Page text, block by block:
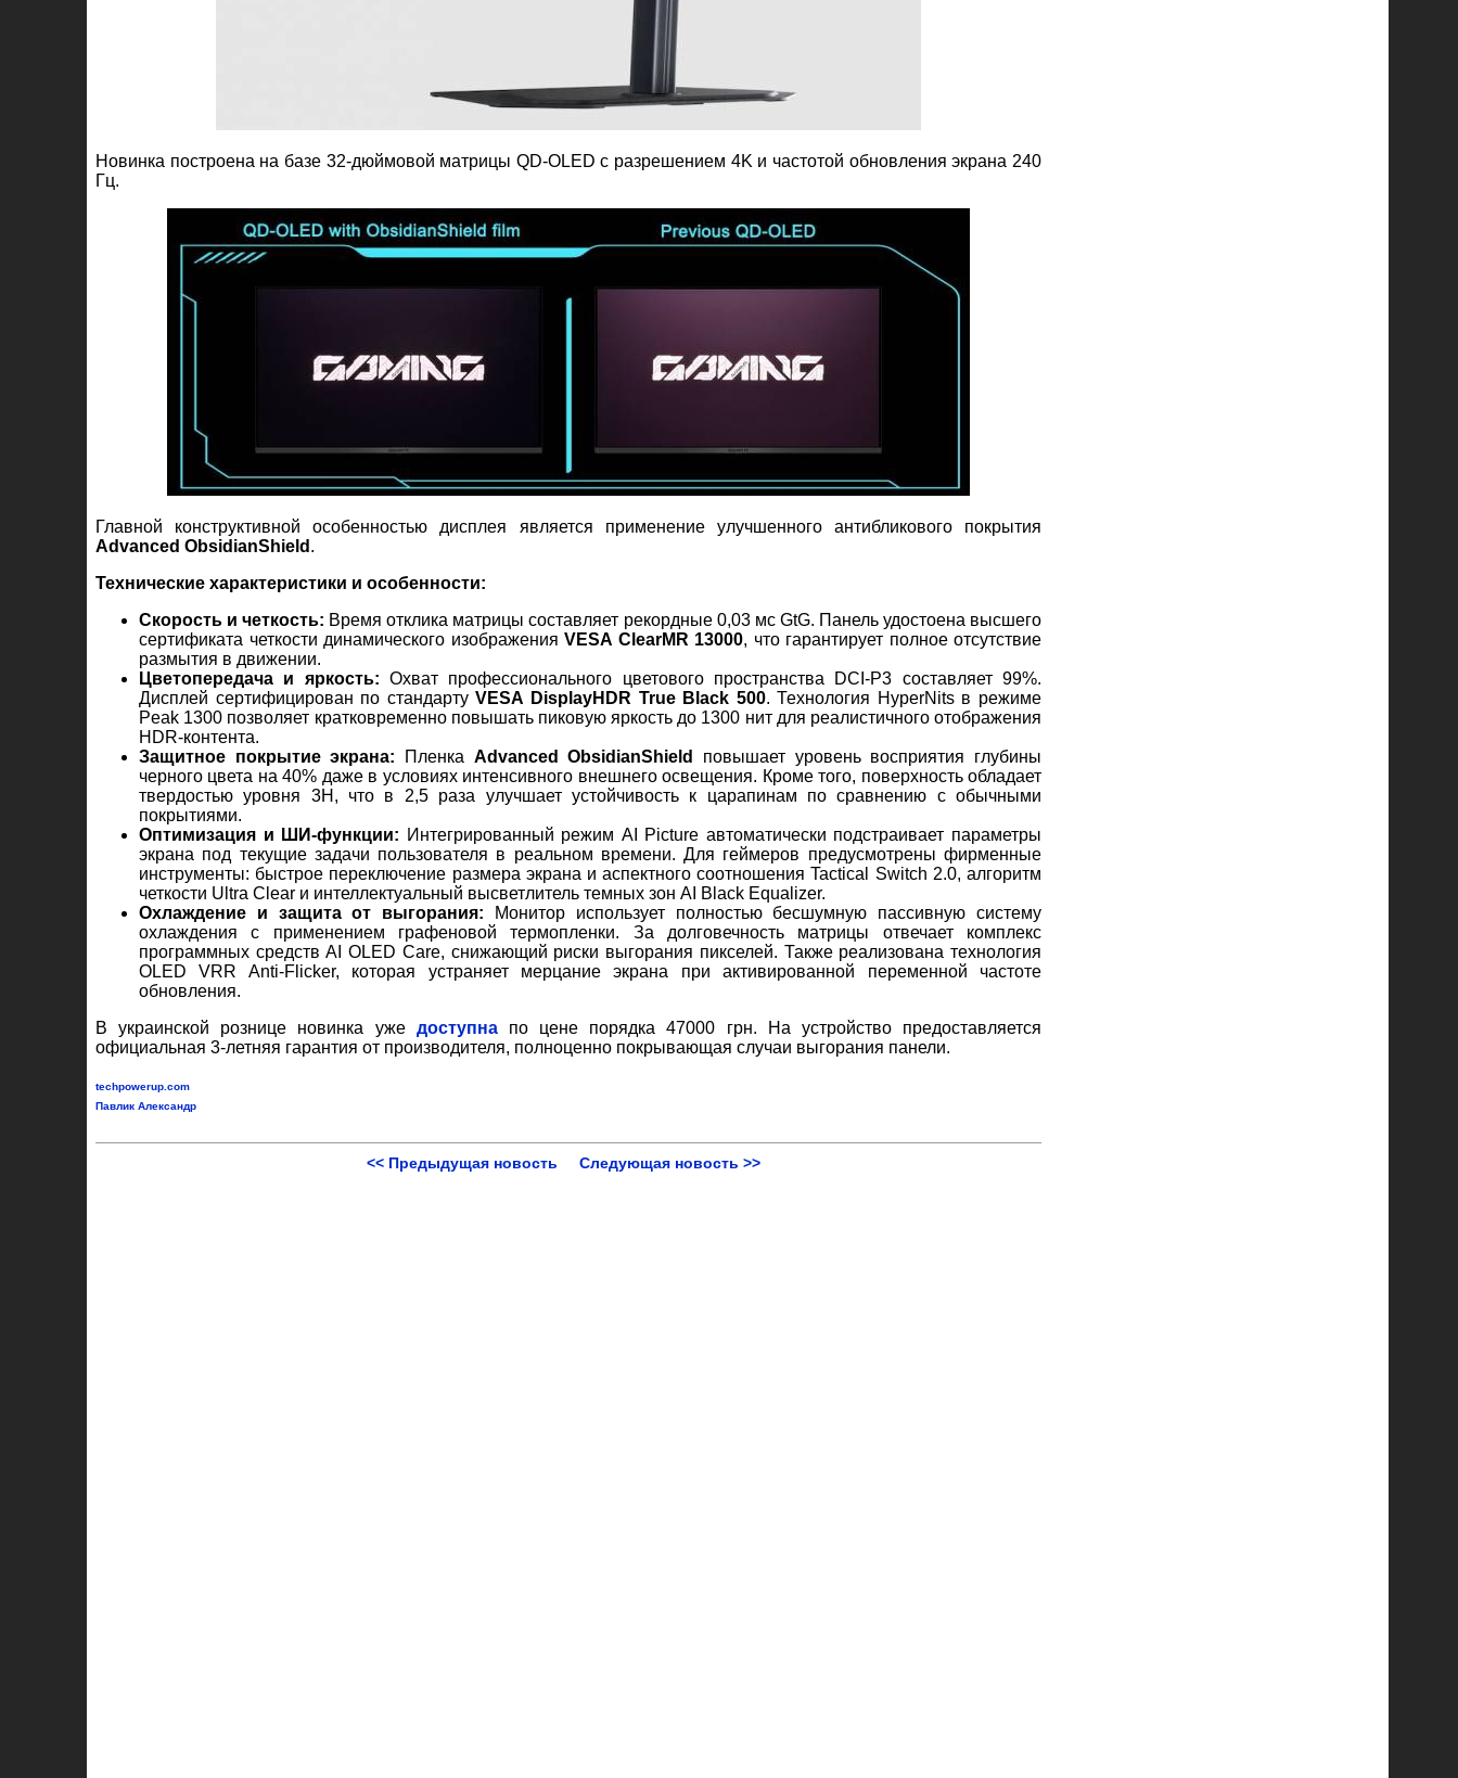
Новинка построена на базе 32-дюймовой матрицы QD-OLED с разрешением 4K и частотой обновления экрана 240
Гц.
Главной конструктивной особенностью дисплея является применение улучшенного антибликового покрытия
Advanced ObsidianShield .
Технические характеристики и особенности:
Скорость и четкость: Время отклика матрицы составляет рекордные 0,03 мс GtG. Панель удостоена высшего
сертификата четкости динамического изображения VESA ClearMR 13000, что гарантирует полное отсутствие
размытия в движении.
Цветопередача и яркость: Охват профессионального цветового пространства DCI-P3 составляет 99%.
Дисплей сертифицирован по стандартуVESA DisplayHDR True Black 500. Технология HyperNits в режиме
Peak 1300 позволяет кратковременно повышать пиковую яркость до 1300 нит для реалистичного отображения
HDR-контента.
Защитное покрытие экрана: Пленка Advanced ObsidianShield
повышает уровень восприятия глубины
черного цвета на 40% даже в условиях интенсивного внешнего освещения. Кроме того, поверхность обладает
твердостью уровня 3H, что в 2,5 раза улучшает устойчивость к царапинам по сравнению с обычными
покрытиями.
Оптимизация и ШИ-функции: Интегрированный режим AI Picture автоматически подстраивает параметры
экрана под текущие задачи пользователя в реальном времени. Для геймеров предусмотрены фирменные
инструменты: быстрое переключение размера экрана и аспектного соотношения Tactical Switch 2.0, алгоритм
четкости Ultra Clear и интеллектуальный высветлитель темных зон AI Black Equalizer.
Охлаждение и защита от выгорания: Монитор использует полностью бесшумную пассивную систему
охлаждения с применением графеновой термопленки. За долговечность матрицы отвечает комплекс
программных средств AI OLED Care, снижающий риски выгорания пикселей. Также реализована технология
OLED VRR Anti-Flicker, которая устраняет мерцание экрана при активированной переменной частоте
обновления.
В украинской рознице новинка уже доступнапо цене порядка 47000 грн. На устройство предоставляется
официальная 3-летняя гарантия от производителя, полноценно покрывающая случаи выгорания панели.
techpowerup.com
Павлик Александр
<< Предыдущая новость Следующая новость >>